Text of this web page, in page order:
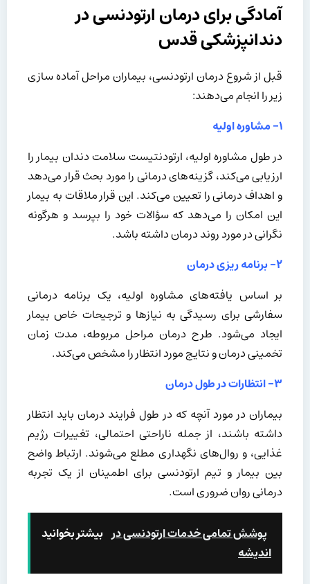
آمادگی برای درمان ارتودنسی در
دندانپزشکی قدس
قبل از شروع درمان ارتودنسی، بیماران مراحل آماده سازی
زیر را انجام می‌دهند:
۱- مشاوره اولیه
در طول مشاوره اولیه، ارتودنتیست سلامت دندان بیمار را
ارزیابی می‌کند، گزینه‌های درمانی را مورد بحث قرار می‌دهد
و اهداف درمانی را تعیین می‌کند. این قرار ملاقات به بیمار
این امکان را می‌دهد که سؤالات خود را بپرسد و هرگونه
نگرانی در مورد روند درمان داشته باشد.
۲- برنامه ریزی درمان
بر اساس یافته‌های مشاوره اولیه، یک برنامه درمانی
سفارشی برای رسیدگی به نیازها و ترجیحات خاص بیمار
ایجاد می‌شود. طرح درمان مراحل مربوطه، مدت زمان
تخمینی درمان و نتایج مورد انتظار را مشخص می‌کند.
۳- انتظارات در طول درمان
بیماران در مورد آنچه که در طول فرایند درمان باید انتظار
داشته باشند، از جمله ناراحتی احتمالی، تغییرات رژیم
غذایی، و روال‌های نگهداری مطلع می‌شوند. ارتباط واضح
بین بیمار و تیم ارتودنسی برای اطمینان از یک تجربه
درمانی روان ضروری است.
بیشتر بخوانید پوشش تمامی خدمات ارتودنسی در
اندیشه